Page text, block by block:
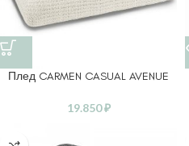
Плед CARMEN CASUAL AVENUE
19.850₽